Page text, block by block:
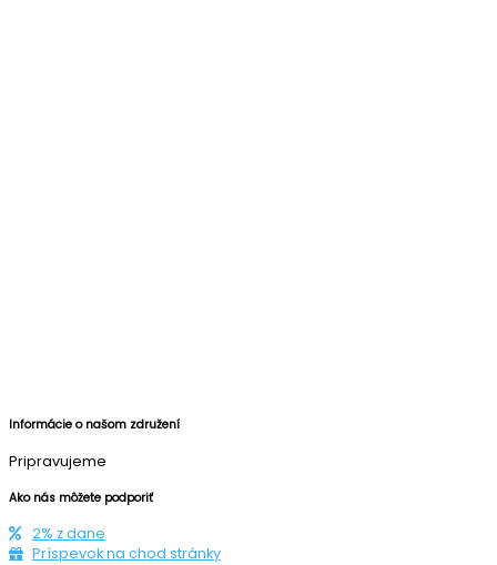
Informácie o našom združení
Pripravujeme
Ako nás môžete podporiť
2% z dane
Príspevok na chod stránky